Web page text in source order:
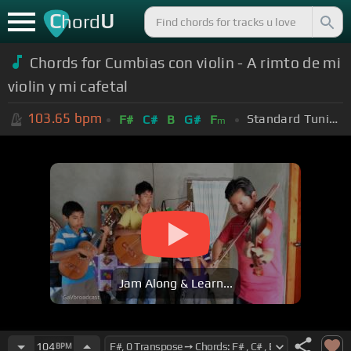
ChordU
Chords for Cumbias con violin - A rimto de mi
violin y mi cafetal
103.65 bpm F# C# B G# Fm Standard Tuning (EADGBE)
Jam Along & Learn...
104BPM